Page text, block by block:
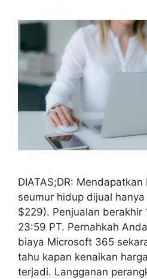
DIATAS;DR:
seumur hidup dijual
$229). Penjualan berakhir
23:59 PT. Pernahkah
biaya Microsoft 365
tahu kapan kenaikan
terjadi. Langganan